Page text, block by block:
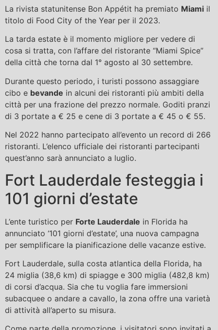
La rivista statunitense Bon Appétit ha premiato Miami il
titolo di Food City of the Year per il 2023.
La tarda estate è il momento migliore per vedere di
cosa si tratta, con l’affare del ristorante “Miami Spice”
della città che torna dal 1° agosto al 30 settembre.
Durante questo periodo, i turisti possono assaggiare
cibo e bevande in alcuni dei ristoranti più ambiti della
città per una frazione del prezzo normale. Goditi pranzi
di 3 portate a € 25 e cene di 3 portate a € 45 o € 55.
Nel 2022 hanno partecipato all’evento un record di 266
ristoranti. L’elenco ufficiale dei ristoranti partecipanti
quest’anno sarà annunciato a luglio.
Fort Lauderdale festeggia i
101 giorni d’estate
L’ente turistico per Forte Lauderdale in Florida ha
annunciato ‘101 giorni d’estate’, una nuova campagna
per semplificare la pianificazione delle vacanze estive.
Fort Lauderdale, sulla costa atlantica della Florida, ha
24 miglia (38,6 km) di spiagge e 300 miglia (482,8 km)
di corsi d’acqua. Sia che tu voglia fare immersioni
subacquee o andare a cavallo, la zona offre una varietà
di attività all’aperto su misura.